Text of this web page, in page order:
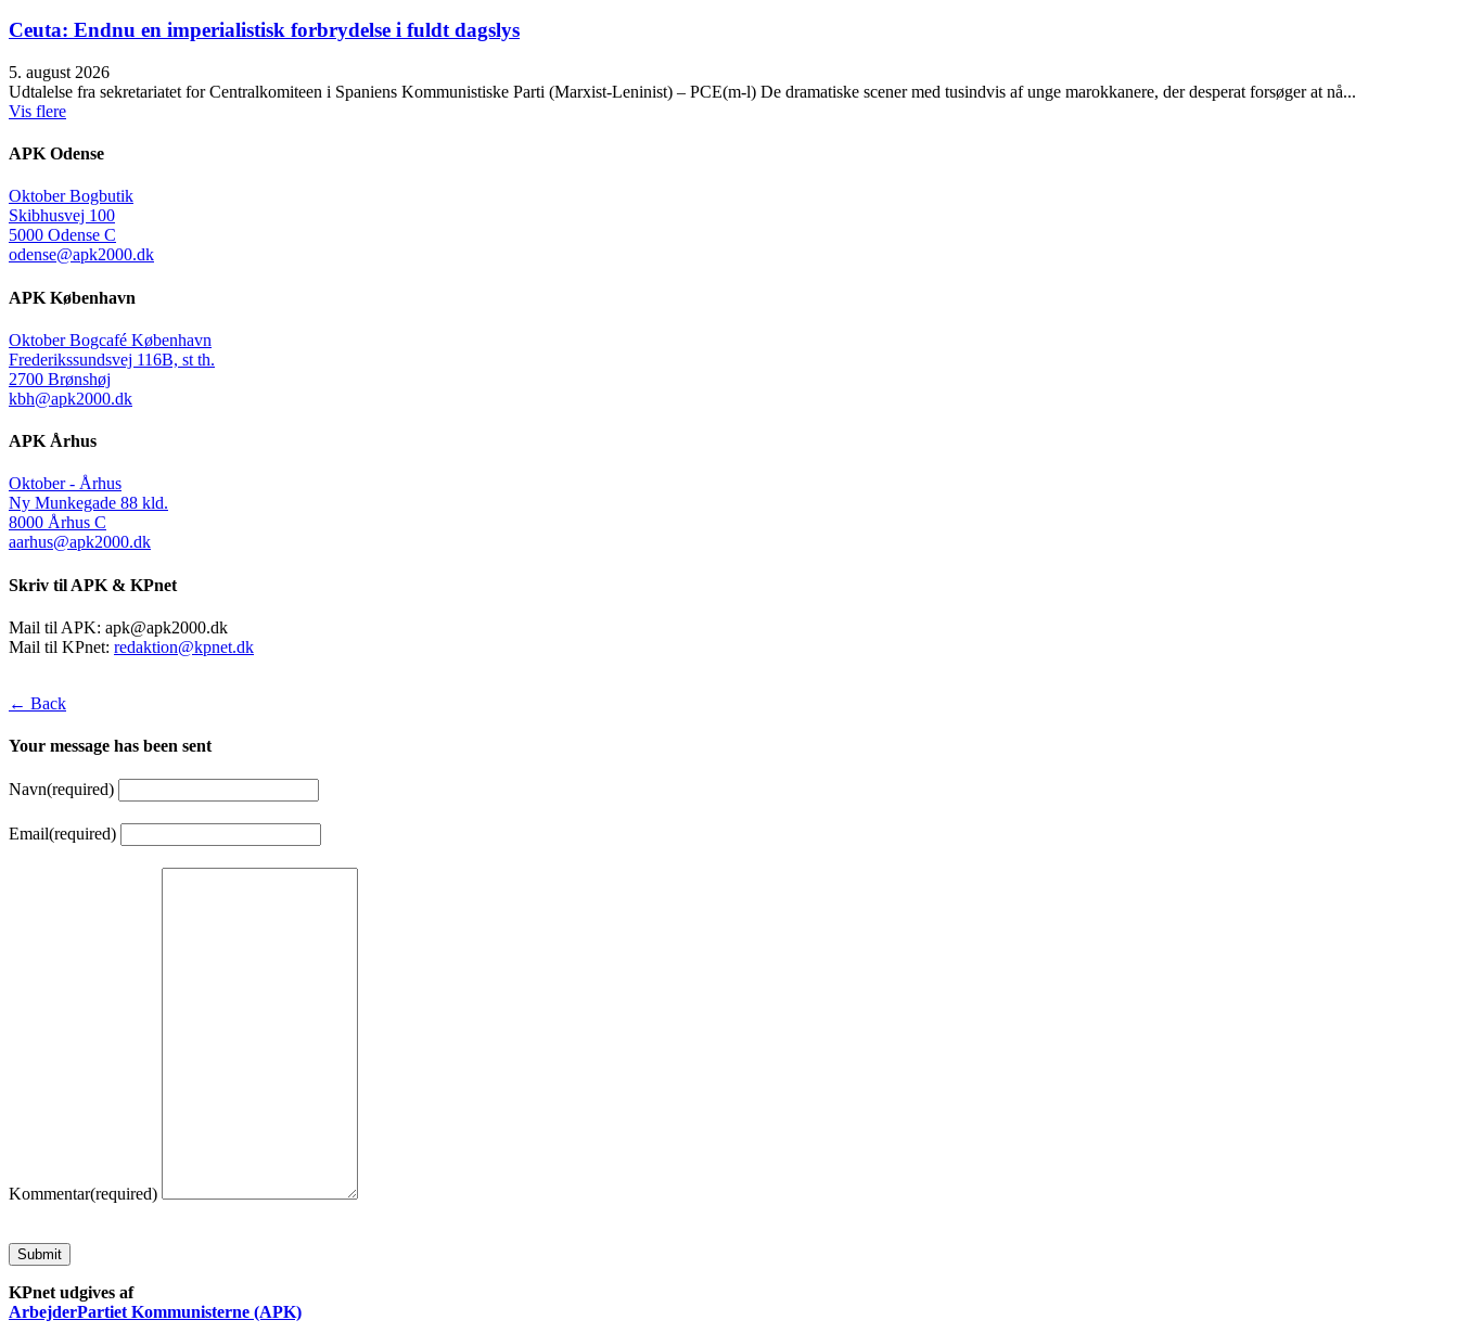
Ceuta: Endnu en imperialistisk forbrydelse i fuldt dagslys
5. august 2026
Udtalelse fra sekretariatet for Centralkomiteen i Spaniens Kommunistiske Parti (Marxist-Leninist) – PCE(m-l) De dramatiske scener med tusindvis af unge marokkanere, der desperat forsøger at nå...
Vis flere
APK Odense
Oktober Bogbutik
Skibhusvej 100
5000 Odense C
odense@apk2000.dk
APK København
Oktober Bogcafé København
Frederikssundsvej 116B, st th.
2700 Brønshøj
kbh@apk2000.dk
APK Århus
Oktober - Århus
Ny Munkegade 88 kld.
8000 Århus C
aarhus@apk2000.dk
Skriv til APK & KPnet
Mail til APK: apk@apk2000.dk
Mail til KPnet: redaktion@kpnet.dk
← Back
Your message has been sent
Navn(required)
Email(required)
Kommentar(required)
Submit
KPnet udgives af
ArbejderPartiet Kommunisterne (APK)